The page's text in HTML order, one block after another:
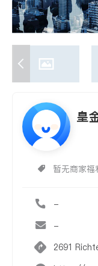
皇
暂无商家福
-
-
2691